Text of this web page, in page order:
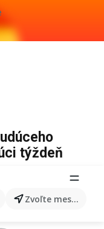
Zvoľte mesto
týždeň